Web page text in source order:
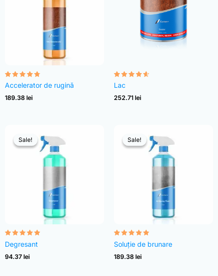
Evaluat la
4.68
din 5
Accelerator de rugină
189.38 lei
Evaluat la
4.54
din 5
Lac
252.71 lei
Sale!
Sale!
Evaluat la
4.82
din 5
Degresant
94.37 lei
Sale!
Sale!
Evaluat la
4.83
din 5
Soluție de brunare
189.38 lei